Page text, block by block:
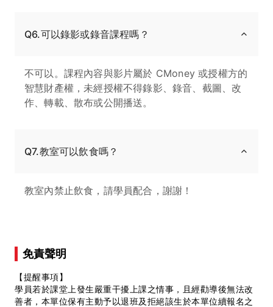
Q6.可以錄影或錄音課程嗎？
不可以。課程內容與影片屬於 CMoney 或授權方的
智慧財產權，未經授權不得錄影、錄音、截圖、改
作、轉載、散布或公開播送。
Q7.教室可以飲食嗎？
教室內禁止飲食，請學員配合，謝謝！
免責聲明
【提醒事項】
學員若於課堂上發生嚴重干擾上課之情事，且經勸導後無法改
善者，本單位保有主動予以退班及拒絕該生於本單位續報名之